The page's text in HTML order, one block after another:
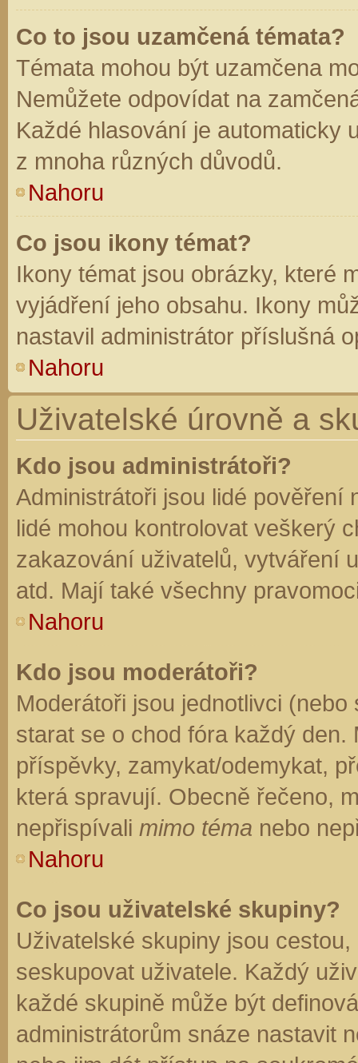
Co to jsou uzamčená témata?
Témata mohou být uzamčena
Nemůžete odpovídat na
Každé hlasování je automaticky
z mnoha různých důvodů.
Nahoru
Co jsou ikony témat?
Ikony témat jsou obrázky, které
vyjádření jeho obsahu. Ikony
nastavil administrátor příslušná
Nahoru
Uživatelské úrovně a
Kdo jsou administrátoři?
Administrátoři jsou lidé pověření
lidé mohou kontrolovat veškerý
zakazování uživatelů, vytváření
atd. Mají také všechny
Nahoru
Kdo jsou moderátoři?
Moderátoři jsou jednotlivci
starat se o chod fóra každý
příspěvky, zamykat/odemykat,
která spravují. Obecně řečeno,
nepřispívali mimo téma nebo
Nahoru
Co jsou uživatelské skupiny?
Uživatelské skupiny jsou
seskupovat uživatele. Každý
každé skupině může být
administrátorům snáze nastavit